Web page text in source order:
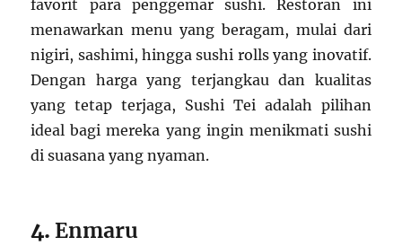
favorit para penggemar sushi. Restoran ini
menawarkan menu yang beragam, mulai dari
nigiri, sashimi, hingga sushi rolls yang inovatif.
Dengan harga yang terjangkau dan kualitas
yang tetap terjaga, Sushi Tei adalah pilihan
ideal bagi mereka yang ingin menikmati sushi
di suasana yang nyaman.
4.Enmaru